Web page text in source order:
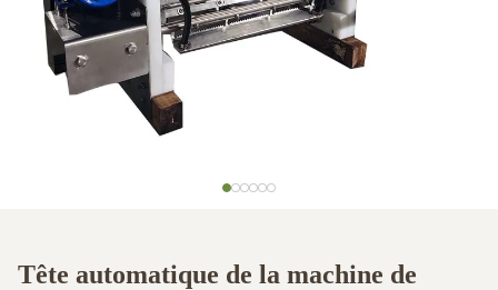
Tête automatique de la machine de